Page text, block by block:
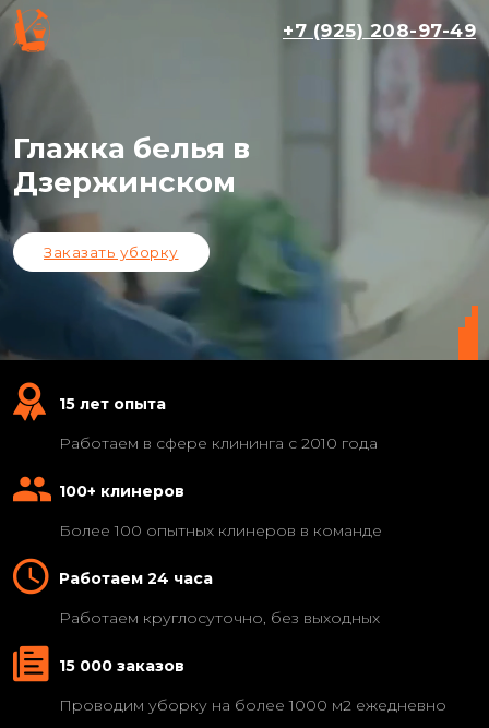
+7 (925) 208-97-49
Глажка белья в
Дзержинском
Заказать уборку
15 лет опыта
Работаем в сфере клининга с 2010 года
100+ клинеров
Более 100 опытных клинеров в команде
Работаем 24 часа
Работаем круглосуточно, без выходных
15 000 заказов
Проводим уборку на более 1000 м2 ежедневно